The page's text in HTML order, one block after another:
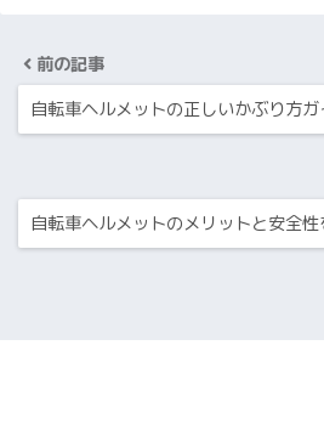
前の記事
自転車ヘルメットの正しいかぶり方ガ
自転車ヘルメットのメリットと安全